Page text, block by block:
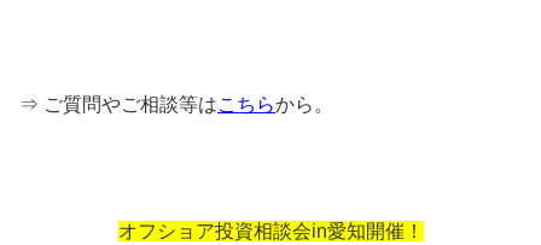
⇒ ご質問やご相談等はこちらから。
オフショア投資相談会in愛知開催！